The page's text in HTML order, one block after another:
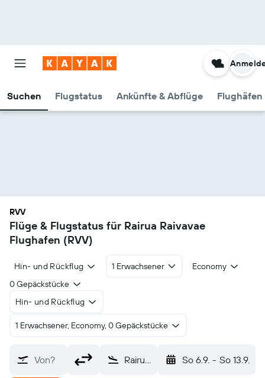
Suchen Flugstatus Ankünfte & Abflüge Flughäfen
RVV
Flüge & Flugstatus für Rairua Raivavae
Flughafen (RVV)
Hin- und Rückflug 1 Erwachsener
Economy
0 Gepäckstücke
Hin- und Rückflug
1 Erwachsener, Economy, 0 Gepäckstücke
Von? Rairua Raivavae (RVV) So 6.9. - So 13.9.